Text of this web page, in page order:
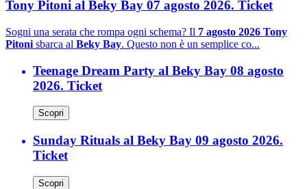
Tony Pitoni al Beky Bay 07 agosto 2026. Ticket
Sogni una serata che rompa ogni schema? Il 7 agosto 2026 Tony
Pitoni sbarca al Beky Bay. Questo non è un semplice co...
Teenage Dream Party al Beky Bay 08 agosto
2026. Ticket
Scopri
Sunday Rituals al Beky Bay 09 agosto 2026.
Ticket
Scopri